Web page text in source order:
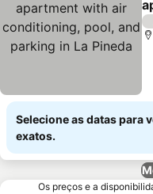
Selecione as datas para
exatos.
Os preços e a